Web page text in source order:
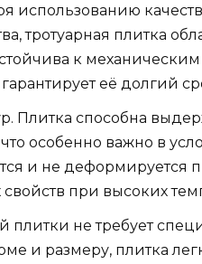
использованию
тротуарная плитка
к
её долгий
Плитка способна
особенно важно в
и не деформируется
свойств при высоких
плитки не требует
и размеру, плитка